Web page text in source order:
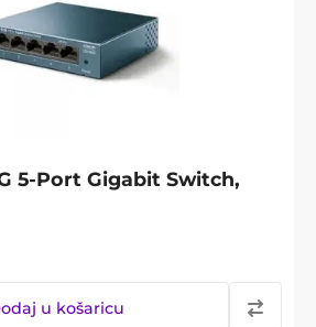
5-Port Gigabit Switch,
u košaricu